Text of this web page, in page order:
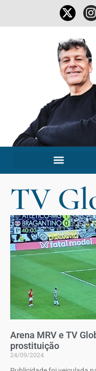
TV
Arena MRV e TV
prostituição
24/09/2024